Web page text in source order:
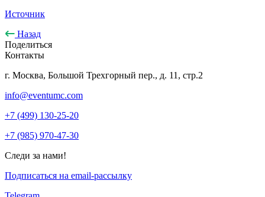
Источник
Назад
Поделиться
Контакты
г. Москва, Большой Трехгорный пер., д. 11, стр.2
info@eventumc.com
+7 (499) 130-25-20
+7 (985) 970-47-30
Следи за нами!
Подписаться на email-рассылку